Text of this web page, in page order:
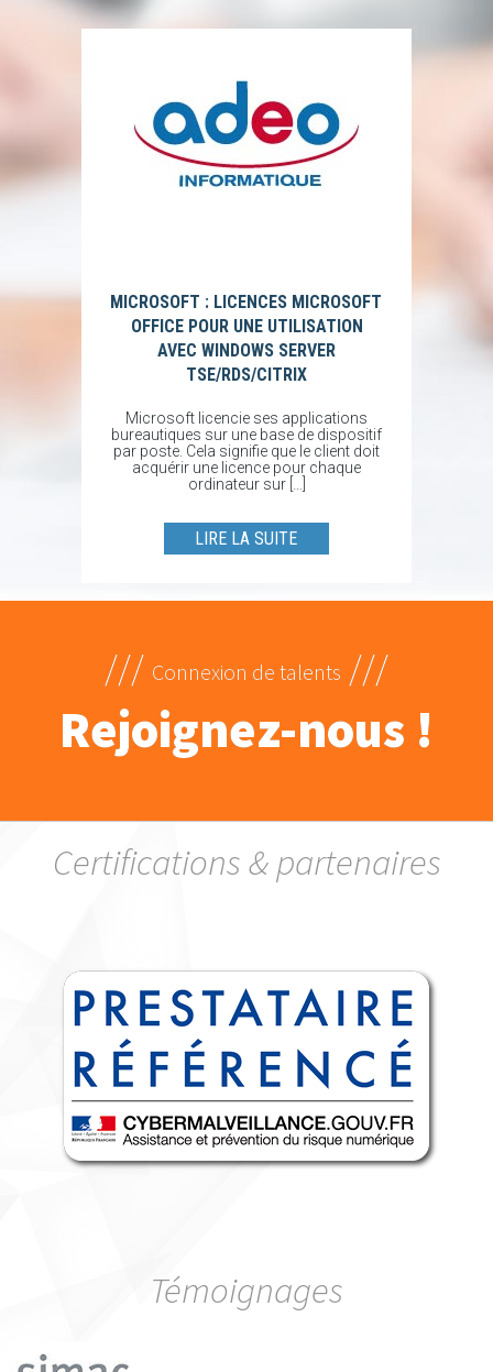
MICROSOFT : LICENCES MICROSOFT
OFFICE POUR UNE UTILISATION
AVEC WINDOWS SERVER
TSE/RDS/CITRIX
Microsoft licencie ses applications
bureautiques sur une base de dispositif
par poste. Cela signifie que le client doit
acquérir une licence pour chaque
ordinateur sur […]
LIRE LA SUITE
/// Connexion de talents ///
Rejoignez-nous !
Certifications & partenaires
Témoignages